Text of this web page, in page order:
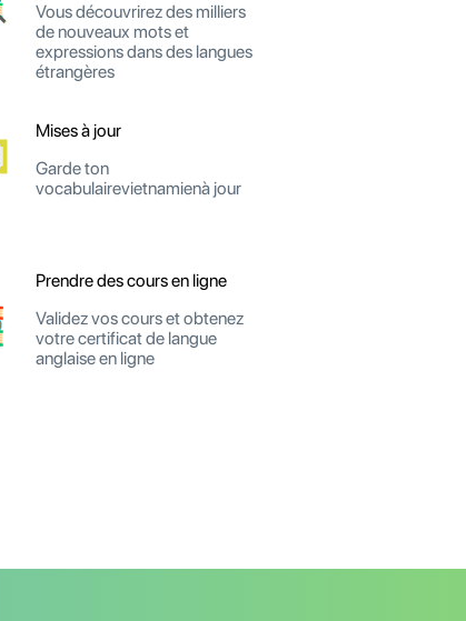
Vous découvrirez des milliers
de nouveaux mots et
expressions dans des langues
étrangères
Mises à jour
Garde ton
vocabulairevietnamienà jour
Prendre des cours en ligne
Validez vos cours et obtenez
votre certificat de langue
anglaise en ligne